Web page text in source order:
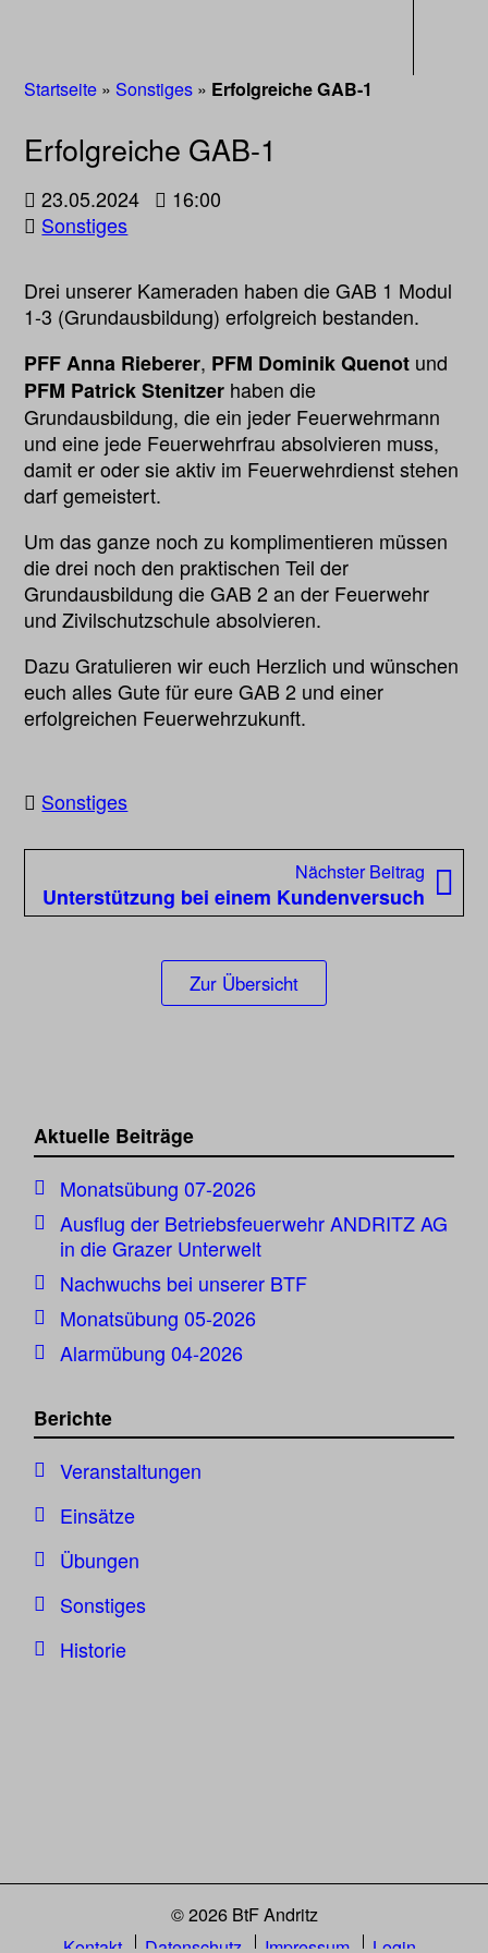
Startseite »Sonstiges » Erfolgreiche GAB-1
Erfolgreiche GAB-1
23.05.2024
16:00
Sonstiges
Drei unserer Kameraden haben die GAB 1 Modul
1-3 (Grundausbildung) erfolgreich bestanden.
PFF Anna Rieberer, PFM Dominik Quenot und
PFM Patrick Stenitzer haben die
Grundausbildung, die ein jeder Feuerwehrmann
und eine jede Feuerwehrfrau absolvieren muss,
damit er oder sie aktiv im Feuerwehrdienst stehen
darf gemeistert.
Um das ganze noch zu komplimentieren müssen
die drei noch den praktischen Teil der
Grundausbildung die GAB 2 an der Feuerwehr
und Zivilschutzschule absolvieren.
Dazu Gratulieren wir euch Herzlich und wünschen
euch alles Gute für eure GAB 2 und einer
erfolgreichen Feuerwehrzukunft.
Anna Rieberer
Dominik
Quenot
Sonstiges
Nächster Beitrag
Unterstützung bei einem Kundenversuch
Zur Übersicht
Aktuelle Beiträge
Monatsübung 07-2026
Ausflug der Betriebsfeuerwehr ANDRITZ AG
in die Grazer Unterwelt
Nachwuchs bei unserer BTF
Monatsübung 05-2026
Alarmübung 04-2026
Berichte
Veranstaltungen
Einsätze
Übungen
Sonstiges
Historie
© 2026 BtF Andritz
Kontakt
Datenschutz Impressum Login